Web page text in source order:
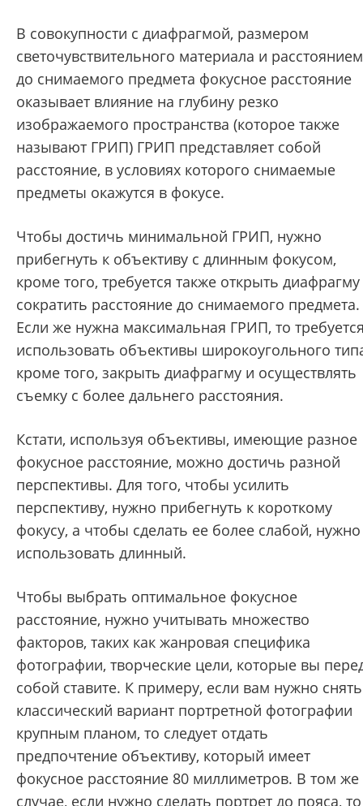
В совокупности с диафрагмой, размером
светочувствительного материала и расстоянием
до снимаемого предмета фокусное расстояние
оказывает влияние на глубину резко
изображаемого пространства (которое также
называют ГРИП) ГРИП представляет собой
расстояние, в условиях которого снимаемые
предметы окажутся в фокусе.
Чтобы достичь минимальной ГРИП, нужно
прибегнуть к объективу с длинным фокусом,
кроме того, требуется также открыть
сократить расстояние до снимаемого предмета.
Если же нужна максимальная ГРИП, то
использовать объективы широкоугольного
кроме того, закрыть диафрагму и осуществлять
съемку с более дальнего расстояния.
Кстати, используя объективы, имеющие разное
фокусное расстояние, можно достичь разной
перспективы. Для того, чтобы усилить
перспективу, нужно прибегнуть к короткому
фокусу, а чтобы сделать ее более слабой, нужно
использовать длинный.
Чтобы выбрать оптимальное фокусное
расстояние, нужно учитывать множество
факторов, таких как жанровая специфика
фотографии, творческие цели, которые вы
собой ставите. К примеру, если вам нужно снять
классический вариант портретной фотографии
крупным планом, то следует отдать
предпочтение объективу, который имеет
фокусное расстояние 80 миллиметров. В том же
случае, если нужно сделать портрет до пояса, то